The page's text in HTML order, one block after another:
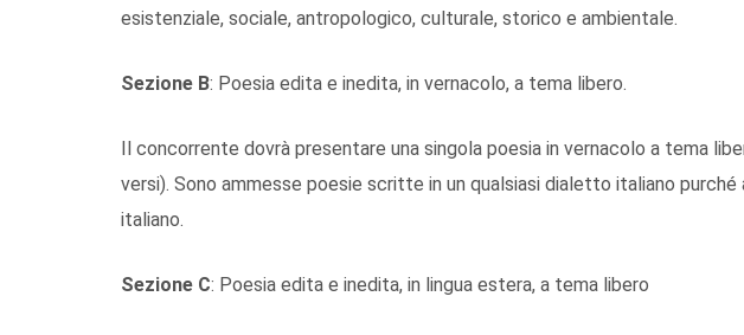
esistenziale, sociale, antropologico, culturale, storico e ambientale.
Sezione B: Poesia edita e inedita, in vernacolo, a tema libero.
Il concorrente dovrà presentare una singola poesia in vernacolo a tema
versi). Sono ammesse poesie scritte in un qualsiasi dialetto italiano
italiano.
Sezione C: Poesia edita e inedita, in lingua estera, a tema libero